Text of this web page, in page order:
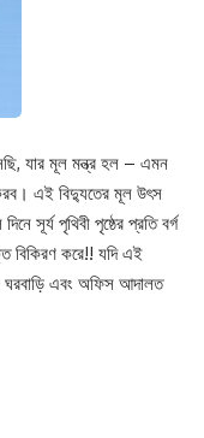
যার মূল মন্ত্র হল – এমন
এই বিদ্যুতের মূল উৎস
সূর্য পৃথিবী পৃষ্ঠের প্রতি বর্গ
বিকিরণ করে!! যদি এই
ঘরবাড়ি এবং অফিস আদালত